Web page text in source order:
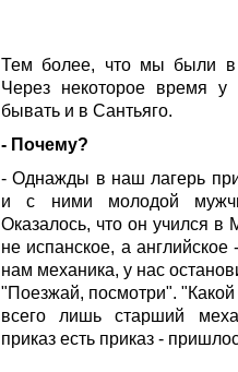
Тем более, что мы были в
Через некоторое время
бывать и в Сантьяго.
- Почему?
- Однажды в наш лагерь
и с ними молодой
Оказалось, что он учился
не испанское, а
нам механика, у нас
"Поезжай, посмотри".
всего лишь старший
приказ есть приказ -